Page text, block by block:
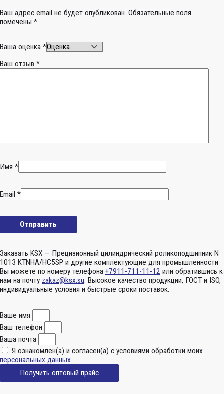
Ваш адрес email не будет опубликован. Обязательные поля
помечены *
Ваша оценка *
Ваш отзыв *
Имя *
Email *
Заказать KSX — Прецизионный цилиндрический роликоподшипник N
1013 KTNHA/HC5SP и другие комплектующие для промышленности
Вы можете по номеру телефона +7911-711-11-12 или обратившись к
нам на почту zakaz@ksx.su. Высокое качество продукции, ГОСТ и ISO,
индивидуальные условия и быстрые сроки поставок.
Ваше имя
Ваш телефон
Ваша почта
Я ознакомлен(а) и согласен(а) с условиями обработки моих
персональных данных
Получить оптовый прайс